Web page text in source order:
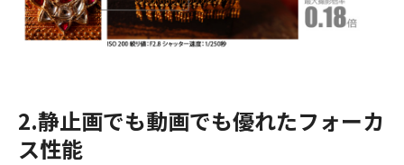
2.静止画でも動画でも優れたフォーカ
ス性能